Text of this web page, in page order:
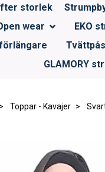
storlek
wear EKO
GLAMORY
Toppar - Kavajer